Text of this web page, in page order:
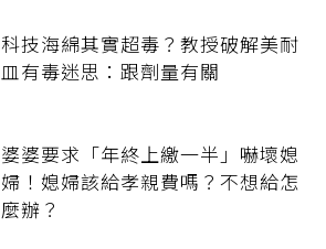
科技海綿其實超毒？教授破解美耐
皿有毒迷思：跟劑量有關
婆婆要求「年終上繳一半」嚇壞媳
婦！媳婦該給孝親費嗎？不想給怎
麼辦？